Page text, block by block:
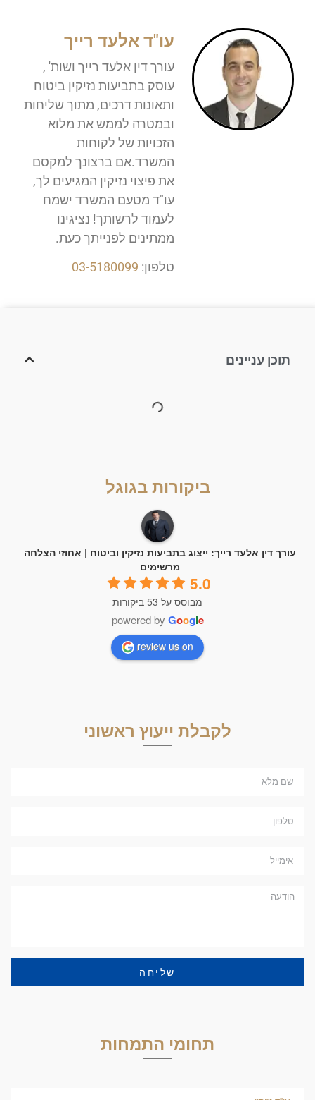
עו"ד אלעד רייך
עורך דין אלעד רייך ושות' ,
עוסק בתביעות נזיקין ביטוח
ותאונות דרכים, מתוך שליחות
ובמטרה לממש את מלוא
הזכויות של לקוחות
המשרד.אם ברצונך למקסם
את פיצוי נזיקין המגיעים לך,
עו"ד מטעם המשרד ישמח
לעמוד לרשותך! נציגינו
ממתינים לפנייתך כעת.
טלפון: 03-5180099
תוכן עניינים
ביקורות בגוגל
עורך דין אלעד רייך: ייצוג בתביעות נזיקין וביטוח | אחוזי הצלחה
מרשימים
5.0
מבוסס על 53 ביקורות
powered by Google
review us on
לקבלת ייעוץ ראשוני
שליחה
תחומי התמחות